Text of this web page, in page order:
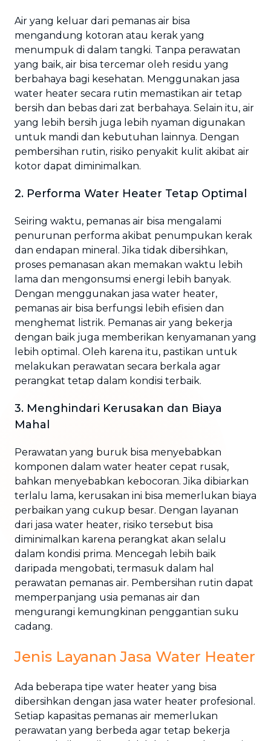
Air yang keluar dari pemanas air bisa
mengandung kotoran atau kerak yang
menumpuk di dalam tangki. Tanpa perawatan
yang baik, air bisa tercemar oleh residu yang
berbahaya bagi kesehatan. Menggunakan jasa
water heater secara rutin memastikan air tetap
bersih dan bebas dari zat berbahaya. Selain itu, air
yang lebih bersih juga lebih nyaman digunakan
untuk mandi dan kebutuhan lainnya. Dengan
pembersihan rutin, risiko penyakit kulit akibat air
kotor dapat diminimalkan.
2. Performa Water Heater Tetap Optimal
Seiring waktu, pemanas air bisa mengalami
penurunan performa akibat penumpukan kerak
dan endapan mineral. Jika tidak dibersihkan,
proses pemanasan akan memakan waktu lebih
lama dan mengonsumsi energi lebih banyak.
Dengan menggunakan jasa water heater,
pemanas air bisa berfungsi lebih efisien dan
menghemat listrik. Pemanas air yang bekerja
dengan baik juga memberikan kenyamanan yang
lebih optimal. Oleh karena itu, pastikan untuk
melakukan perawatan secara berkala agar
perangkat tetap dalam kondisi terbaik.
3. Menghindari Kerusakan dan Biaya
Mahal
Perawatan yang buruk bisa menyebabkan
komponen dalam water heater cepat rusak,
bahkan menyebabkan kebocoran. Jika dibiarkan
terlalu lama, kerusakan ini bisa memerlukan biaya
perbaikan yang cukup besar. Dengan layanan
dari jasa water heater, risiko tersebut bisa
diminimalkan karena perangkat akan selalu
dalam kondisi prima. Mencegah lebih baik
daripada mengobati, termasuk dalam hal
perawatan pemanas air. Pembersihan rutin dapat
memperpanjang usia pemanas air dan
mengurangi kemungkinan penggantian suku
cadang.
Jenis Layanan Jasa Water Heater
Ada beberapa tipe water heater yang bisa
dibersihkan dengan jasa water heater profesional.
Setiap kapasitas pemanas air memerlukan
perawatan yang berbeda agar tetap bekerja